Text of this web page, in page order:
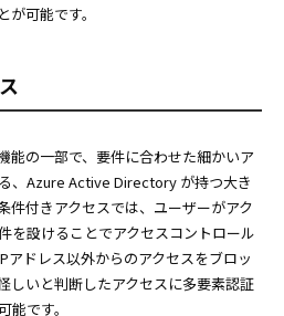
可能です。
能の一部で、要件に合わせた細かいア
、Azure Active Directory が持つ大き
件付きアクセスでは、ユーザーがアク
を設けることでアクセスコントロール
アドレス以外からのアクセスをブロッ
しいと判断したアクセスに多要素認証
です。